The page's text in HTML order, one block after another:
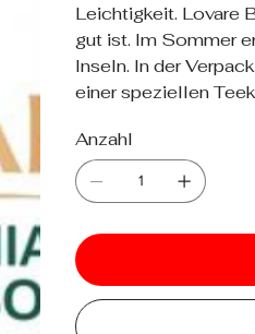
Leichtigkeit. Lovare
gut ist. Im Sommer
Inseln. In der
einer speziellen
Anzahl